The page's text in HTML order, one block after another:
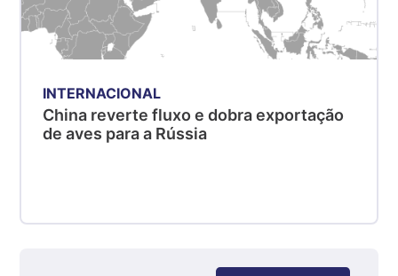
Suíno - Estadual
R$ 4,51
Suíno - Estadual
SC
RS
INTERNACIONAL
China reverte fluxo e dobra exportação
de aves para a Rússia